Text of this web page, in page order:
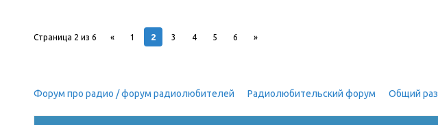
Страница 2 из 6 « 1 2 3 4 5 6 »
Форум про радио / форум радиолюбителей Радиолюбительский форум Общий